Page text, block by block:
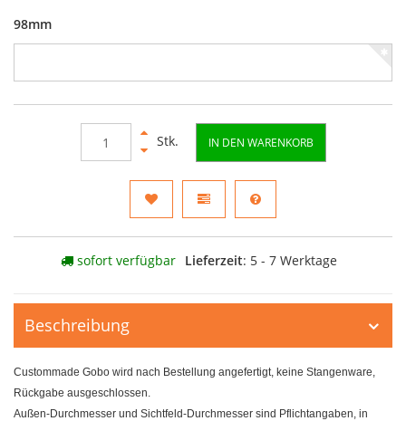
98mm
Stk. IN DEN WARENKORB
sofort verfügbar Lieferzeit: 5 - 7 Werktage
Beschreibung
Custommade Gobo wird nach Bestellung angefertigt, keine Stangenware,
Rückgabe ausgeschlossen.
Außen-Durchmesser und Sichtfeld-Durchmesser sind Pflichtangaben, in